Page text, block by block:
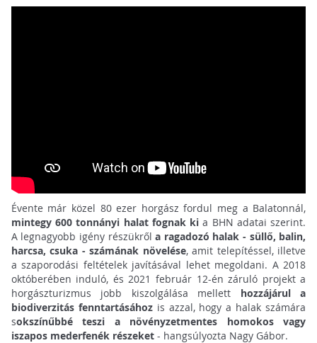
Évente már közel 80 ezer horgász fordul meg a Balatonnál,
mintegy 600 tonnányi halat fognak ki a BHN adatai szerint.
A legnagyobb igény részükrőla ragadozó halak - süllő, balin,
harcsa, csuka - számának növelése, amit telepítéssel, illetve
a szaporodási feltételek javításával lehet megoldani. A 2018
októberében induló, és 2021 február 12-én záruló projekt a
horgászturizmus jobb kiszolgálása mellett hozzájárul a
biodiverzitás fenntartásáhozis azzal, hogy a halak számára
sokszínűbbé teszi a növényzetmentes homokos vagy
iszapos mederfenék részeket- hangsúlyozta Nagy Gábor.